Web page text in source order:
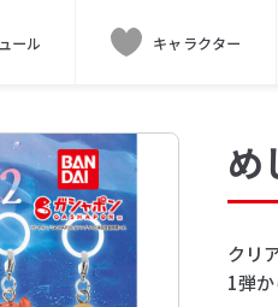
ール キャラクター
め
クリ
1弾